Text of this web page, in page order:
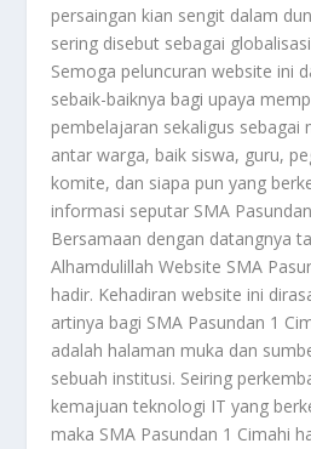
persaingan kian sengit dalam
sering disebut sebagai
Semoga peluncuran website ini
sebaik-baiknya bagi upaya
pembelajaran sekaligus sebagai
antar warga, baik siswa, guru,
komite, dan siapa pun yang
informasi seputar SMA
Bersamaan dengan datangnya
Alhamdulillah Website SMA
hadir. Kehadiran website ini
artinya bagi SMA Pasundan 1
adalah halaman muka dan
sebuah institusi. Seiring
kemajuan teknologi IT yang
maka SMA Pasundan 1 Cimahi